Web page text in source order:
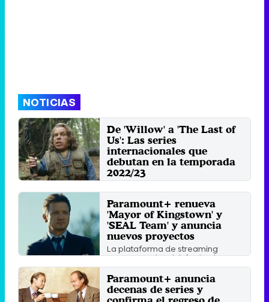
NOTICIAS
De 'Willow' a 'The Last of
Us': Las series
internacionales que
debutan en la temporada
2022/23
extranjeras que los espectadores
podrán disfrutar a lo ...
Domingo 25 Septiembre 2022 09:57
Paramount+ renueva
'Mayor of Kingstown' y
'SEAL Team' y anuncia
nuevos proyectos
La plataforma de streaming
avanza en el reciclaje de algunas
de sus franquicias clásicas ...
Miércoles 2 Febrero 2022 16:43
Paramount+ anuncia
decenas de series y